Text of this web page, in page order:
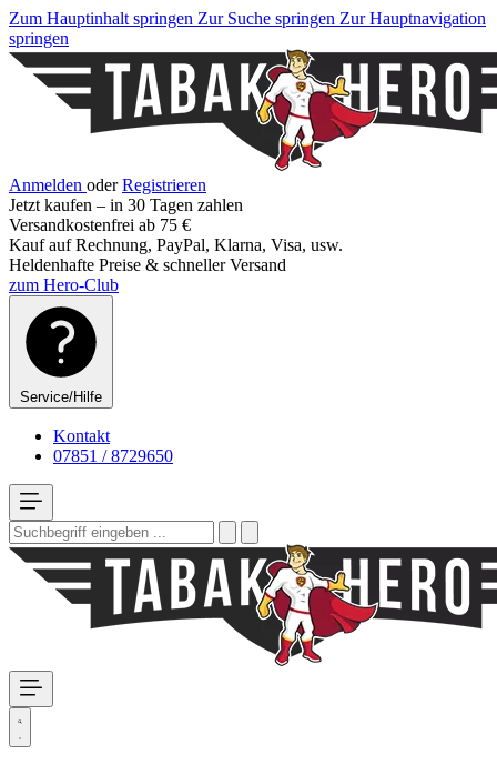
Zum Hauptinhalt springen Zur Suche springen Zur Hauptnavigation
springen
Anmelden oder Registrieren
Jetzt kaufen – in 30 Tagen zahlen
Versandkostenfrei ab 75 €
Kauf auf Rechnung, PayPal, Klarna, Visa, usw.
Heldenhafte Preise & schneller Versand
zum Hero-Club
Service/Hilfe
Kontakt
07851 / 8729650